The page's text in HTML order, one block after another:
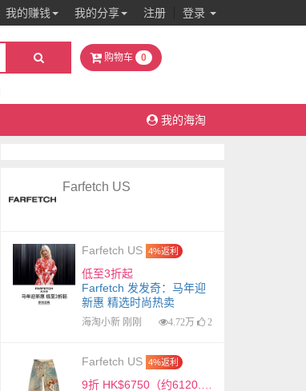
我的赚钱 我的分享 注册 登录
购物车 0
我的海淘
Farfetch US
Farfetch US 4%返利
低至3折起
Farfetch 发发奇：马年迎
新惠 精选时尚热卖
海淘小新 刚刚 4.72万 2
Farfetch US 4%返利